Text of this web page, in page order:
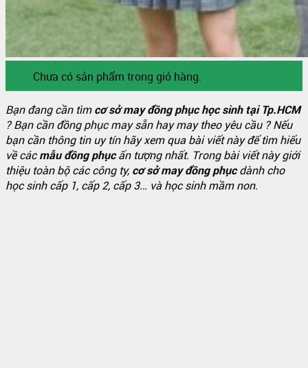
Chưa có sản phẩm trong giỏ hàng.
Bạn đang cần tìmcơ sở may đồng phục học sinh tại Tp.HCM
? Bạn cần đồng phục may sẵn hay may theo yêu cầu ? Nếu
bạn cần thông tin uy tín hãy xem qua bài viết này để tìm hiểu
về cácmẫu đồng phụcấn tượng nhất. Trong bài viết này giới
thiệu toàn bộ các công ty, cơ sở may đồng phụcdành cho
học sinh cấp 1, cấp 2, cấp 3… và học sinh mầm non.